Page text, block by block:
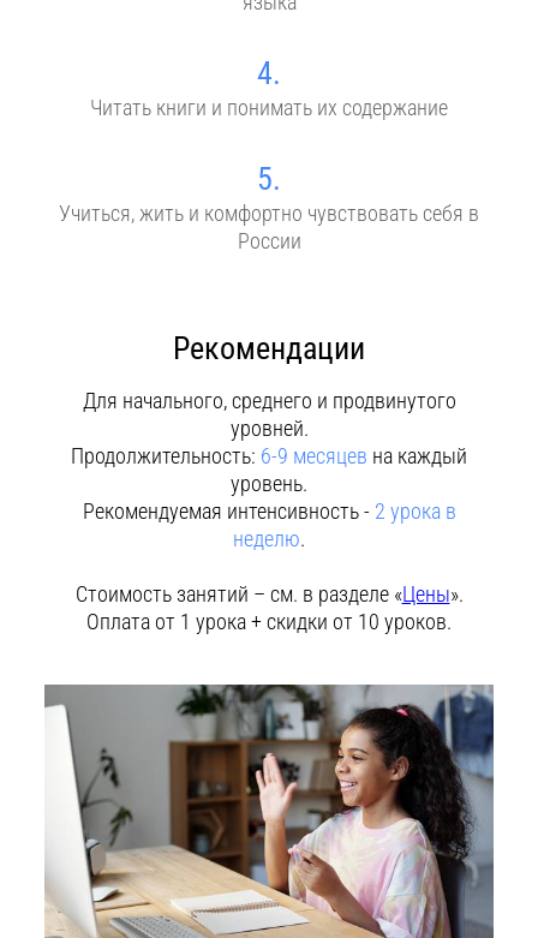
4.
Читать книги и понимать их содержание
5.
Учиться, жить и комфортно чувствовать себя в
России
Рекомендации
Для начального, среднего и продвинутого
уровней.
Продолжительность: 6-9 месяцев на каждый
уровень.
Рекомендуемая интенсивность - 2 урока в
неделю.
Стоимость занятий – см. в разделе «Цены».
Оплата от 1 урока + скидки от 10 уроков.